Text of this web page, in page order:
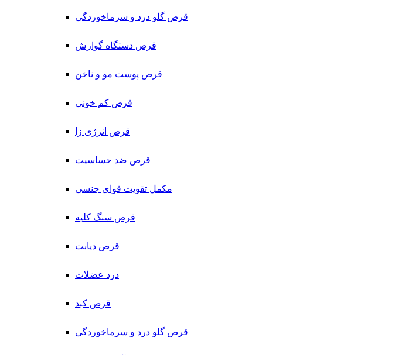
قرص گلو درد و سرماخوردگی
قرص دستگاه گوارش
قرص پوست مو و ناخن
قرص کم خونی
قرص انرژی زا
قرص ضد حساسیت
مکمل تقویت قوای جنسی
قرص سنگ کلیه
قرص دیابت
درد عضلات
قرص کبد
قرص گلو درد و سرماخوردگی